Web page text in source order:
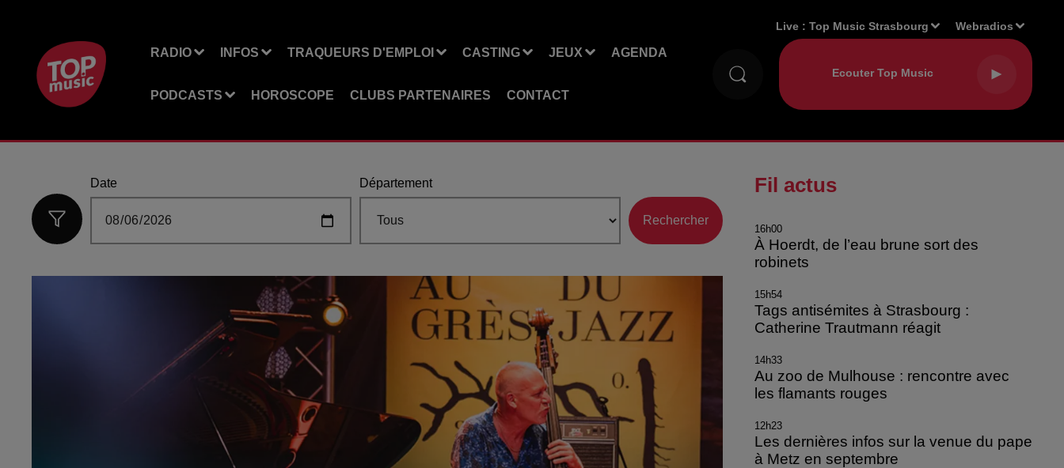
RADIO INFOS TRAQUEURS D'EMPLOI CASTING JEUX AGENDA
PODCASTS HOROSCOPE CLUBS PARTENAIRES CONTACT
Live :Top Music Strasbourg Webradios
Date Département
Rechercher
Fil actus
16h00
À Hoerdt, de l’eau brune sort des
robinets
15h54
Tags antisémites à Strasbourg :
Catherine Trautmann réagit
14h33
Au zoo de Mulhouse : rencontre avec
les flamants rouges
12h23
Les dernières infos sur la venue du pape
à Metz en septembre